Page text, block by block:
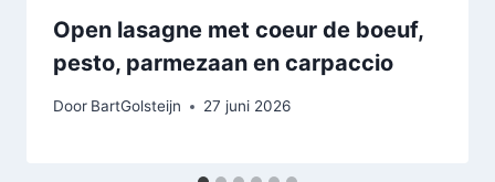
Open lasagne met coeur de boeuf,
pesto, parmezaan en carpaccio
Door BartGolsteijn 27 juni 2026